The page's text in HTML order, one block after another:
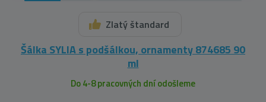
Zlatý štandard
Šálka SYLIA s podšálkou, ornamenty 874685 90
ml
Do 4-8 pracovných dní odošleme